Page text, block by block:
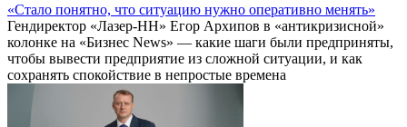
«Стало понятно, что ситуацию нужно оперативно менять»
Гендиректор «Лазер-НН» Егор Архипов в «антикризисной»
колонке на «Бизнес News» — какие шаги были предприняты,
чтобы вывести предприятие из сложной ситуации, и как
сохранять спокойствие в непростые времена